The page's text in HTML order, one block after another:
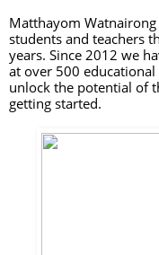
Matthayom
students and teachers
years. Since 2012 we
at over 500
unlock the potential of
getting started.